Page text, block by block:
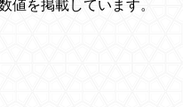
値を掲載しています。